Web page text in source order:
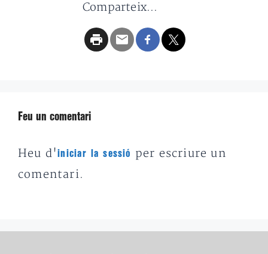
Comparteix...
Feu un comentari
Heu d'iniciar la sessió
per escriure un
comentari.